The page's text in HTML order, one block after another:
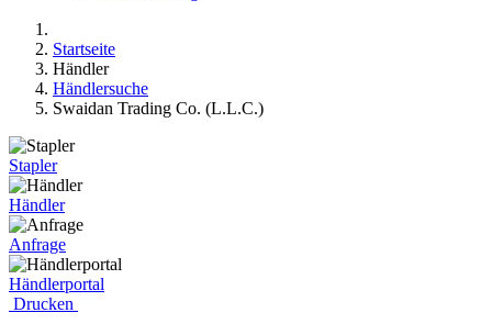
Startseite
Händler
Händlersuche
Swaidan Trading Co. (L.L.C.)
Stapler
Händler
Anfrage
Händlerportal
Drucken